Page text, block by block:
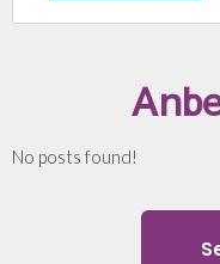
No posts found!